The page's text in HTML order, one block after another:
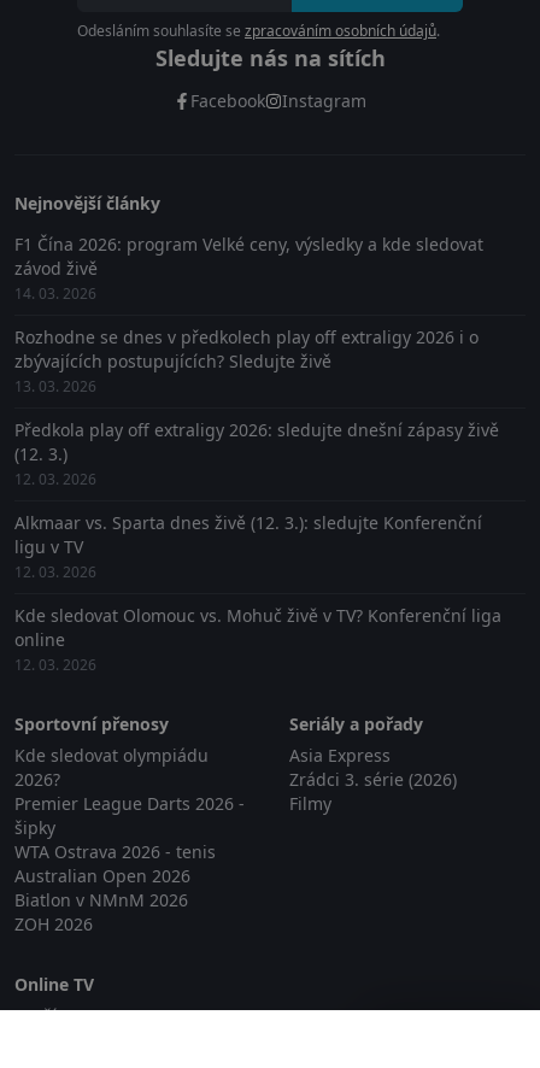
Odesláním souhlasíte se zpracováním osobních údajů.
Sledujte nás na sítích
Facebook Instagram
Nejnovější články
F1 Čína 2026: program Velké ceny, výsledky a kde sledovat
závod živě
14. 03. 2026
Rozhodne se dnes v předkolech play off extraligy 2026 i o
zbývajících postupujících? Sledujte živě
13. 03. 2026
Předkola play off extraligy 2026: sledujte dnešní zápasy živě
(12. 3.)
12. 03. 2026
Alkmaar vs. Sparta dnes živě (12. 3.): sledujte Konferenční
ligu v TV
12. 03. 2026
Kde sledovat Olomouc vs. Mohuč živě v TV? Konferenční liga
online
12. 03. 2026
Sportovní přenosy
Kde sledovat olympiádu
2026?
Premier League Darts 2026 -
šipky
WTA Ostrava 2026 - tenis
Australian Open 2026
Biatlon v NMnM 2026
ZOH 2026
Seriály a pořady
Asia Express
Zrádci 3. série (2026)
Filmy
Online TV
Lepší.TV